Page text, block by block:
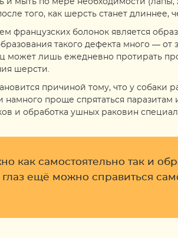
мыть по мере необходимости (лапы,
того, как шерсть станет длиннее,
французских болонок является
такого дефекта много — от
может лишь ежедневно протирать
шерсти.
причиной тому, что у собаки
проще спрятаться
и обработка ушных раковин
как самостоятельно так и
ещё можно справиться